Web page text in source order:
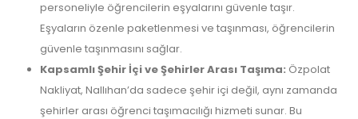
personeliyle öğrencilerin eşyalarını güvenle taşır.
Eşyaların özenle paketlenmesi ve taşınması, öğrencilerin
güvenle taşınmasını sağlar.
Kapsamlı Şehir İçi ve Şehirler Arası Taşıma: Özpolat
Nakliyat, Nallıhan’da sadece şehir içi değil, aynı zamanda
şehirler arası öğrenci taşımacılığı hizmeti sunar. Bu